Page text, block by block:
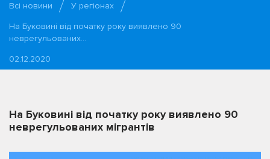
Всі новини
У регіонах
На Буковині від початку року виявлено 90
неврегульованих…
02.12.2020
На Буковині від початку року виявлено 90
неврегульованих мігрантів